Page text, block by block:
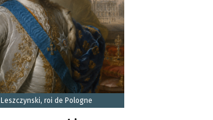
roi de Pologne